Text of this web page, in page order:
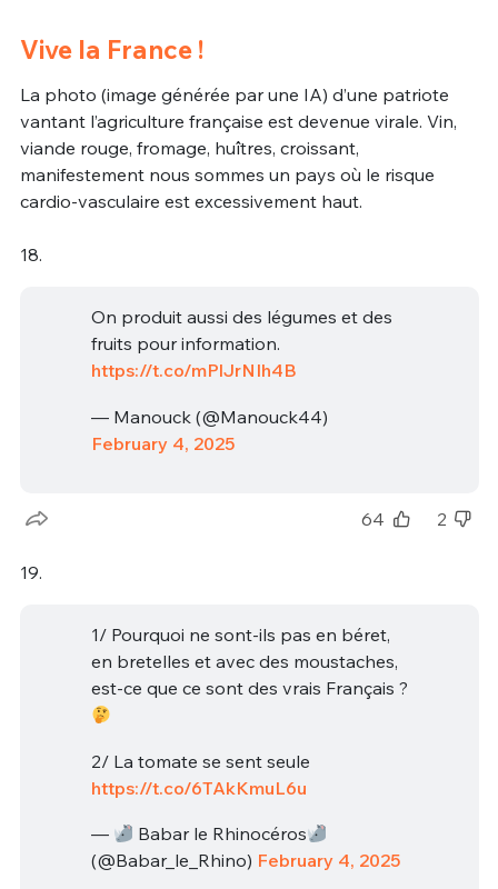
Vive la France !
La photo (image générée par une IA) d’une patriote
vantant l’agriculture française est devenue virale. Vin,
viande rouge, fromage, huîtres, croissant,
manifestement nous sommes un pays où le risque
cardio-vasculaire est excessivement haut.
18.
On produit aussi des légumes et des
fruits pour information.
https://t.co/mPlJrNIh4B
— Manouck (@Manouck44)
February 4, 2025
64 2
19.
1/ Pourquoi ne sont-ils pas en béret,
en bretelles et avec des moustaches,
est-ce que ce sont des vrais Français ?
2/ La tomate se sent seule
https://t.co/6TAkKmuL6u
—
Babar le Rhinocéros
(@Babar_le_Rhino) February 4, 2025